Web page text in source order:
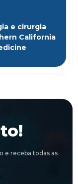
e cirurgia
California
e receba todas as